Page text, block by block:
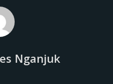
Nganjuk